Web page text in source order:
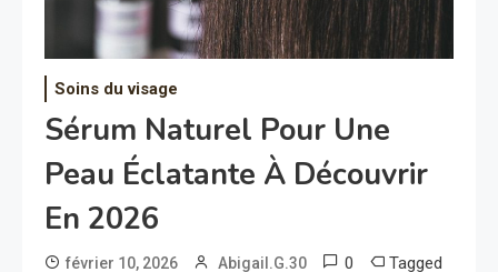
Soins du visage
Sérum Naturel Pour Une
Peau Éclatante À Découvrir
En 2026
février 10, 2026 Abigail.G.30 0 Tagged